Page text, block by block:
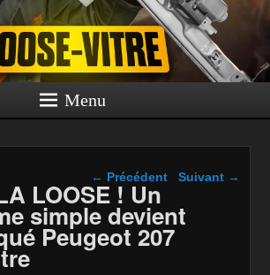
Menu
Navigation dans les
← Précédent Suivant →
LOOSE ! Un
simple devient
Peugeot 207